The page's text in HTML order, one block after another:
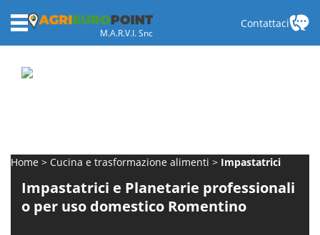
M.A.R.V.I. Snc
Contattaci
Home Cucina e trasformazione alimenti Impastatrici
Impastatrici e Planetarie professionali
o per uso domestico Romentino